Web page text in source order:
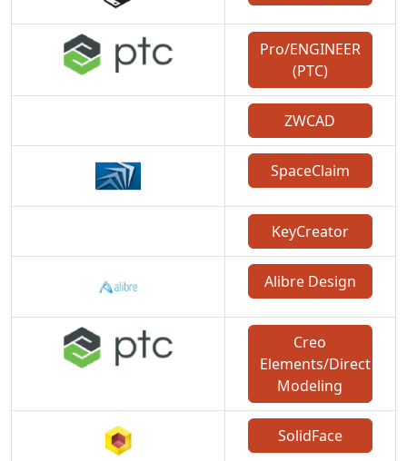
Pro/ENGINEER
(PTC)
ZWCAD
SpaceClaim
KeyCreator
Alibre Design
Creo
Elements/Direct
Modeling
SolidFace